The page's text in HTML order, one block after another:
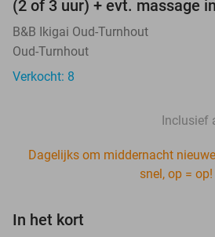
(2 of 3 uur) + evt. massage
B&B Ikigai Oud-Turnhout
Oud-Turnhout
Verkocht: 8
Inclusief
Dagelijks om middernacht
snel, op = op!
In het kort